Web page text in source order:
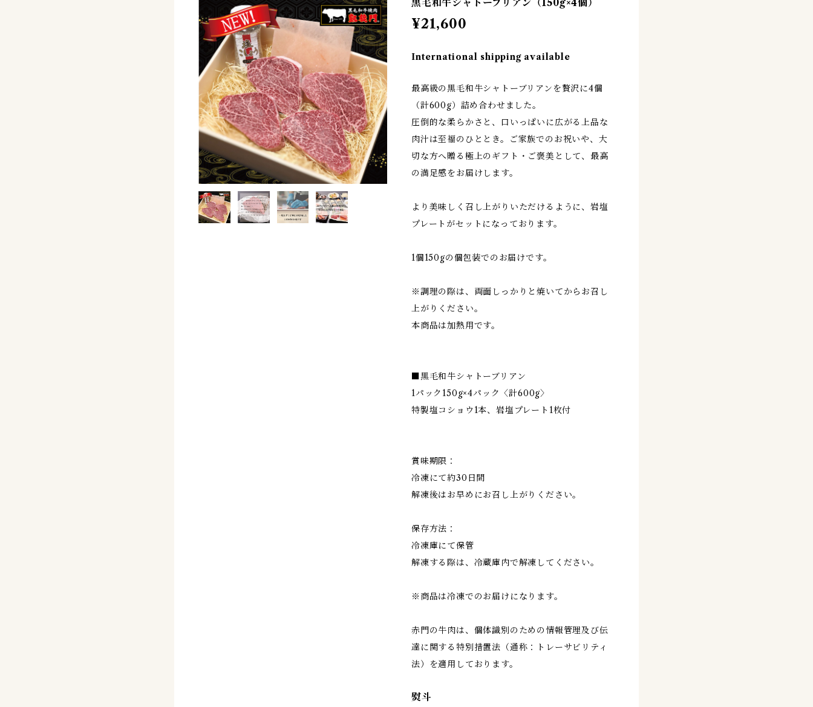
黒毛和牛シャトーブリアン（150g×4個）
¥21,600
International shipping available
最高級の黒毛和牛シャトーブリアンを贅沢に4個
（計600g）詰め合わせました。
圧倒的な柔らかさと、口いっぱいに広がる上品な
肉汁は至福のひととき。ご家族でのお祝いや、大
切な方へ贈る極上のギフト・ご褒美として、最高
の満足感をお届けします。
より美味しく召し上がりいただけるように、岩塩
プレートがセットになっております。
1個150gの個包装でのお届けです。
※調理の際は、両面しっかりと焼いてからお召し
上がりください。
本商品は加熱用です。
■黒毛和牛シャトーブリアン
1パック150g×4パック〈計600g〉
特製塩コショウ1本、岩塩プレート1枚付
賞味期限：
冷凍にて約30日間
解凍後はお早めにお召し上がりください。
保存方法：
冷凍庫にて保管
解凍する際は、冷蔵庫内で解凍してください。
※商品は冷凍でのお届けになります。
赤門の牛肉は、個体識別のための情報管理及び伝
達に関する特別措置法（通称：トレーサビリティ
法）を適用しております。
熨斗